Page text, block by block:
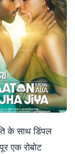
के साथ डिंपल
एक रोबोट